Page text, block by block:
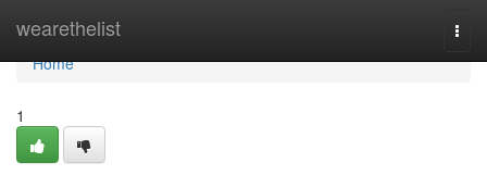
wearethelist
Home
Home
1